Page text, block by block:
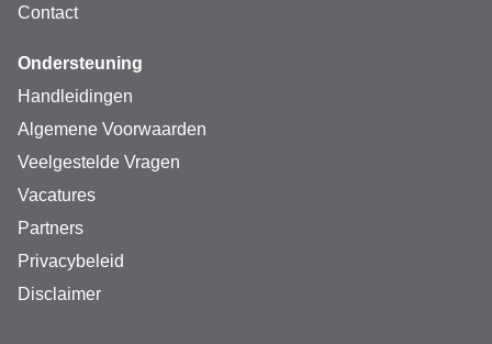
Contact
Ondersteuning
Handleidingen
Algemene Voorwaarden
Veelgestelde Vragen
Vacatures
Partners
Privacybeleid
Disclaimer